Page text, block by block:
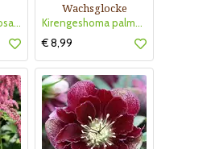
Oenothera speciosa 'Siskiyou'
Wachsglocke
Kirengeshoma palmata
€ 8,99